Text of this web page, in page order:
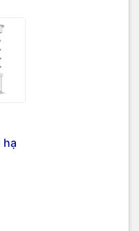
hạ
x 27cm (không bao
bích và máy chiếu)
60Hz